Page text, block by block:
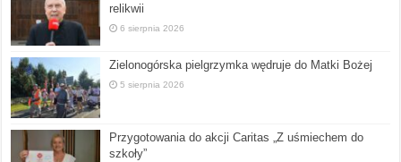
relikwii
6 sierpnia 2026
Zielonogórska pielgrzymka wędruje do Matki Bożej
5 sierpnia 2026
Przygotowania do akcji Caritas „Z uśmiechem do
szkoły”